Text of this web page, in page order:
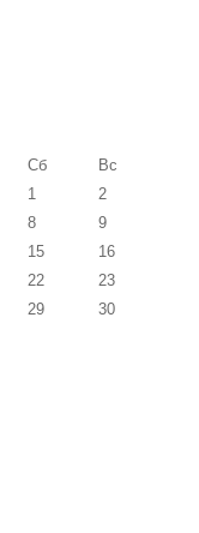
Сб
Вс
1
2
8
9
15
16
22
23
29
30